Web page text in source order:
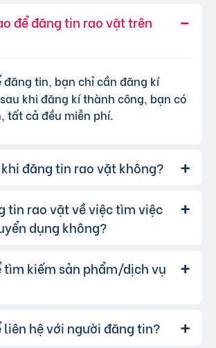
để đăng tin rao vặt trên
đăng tin, bạn chỉ cần đăng kí
khi đăng kí thành công, bạn có
tất cả đều miễn phí.
đăng tin rao vặt không?
tôi cung cấp gói đăng tin miễn
tất cả người dùng. Tuy nhiên, để
lựa chọn các gói dịch vụ nâng
hợp lý, xem thêmphí dịch vụ tin
tin rao vặt về việc tìm việc
dụng không?
toàn có thể. Website của chúng
tin tuyển dụng và tìm việc làm.
tìm kiếm sản phẩm/dịch vụ
có thể sử dụng công cụ tìm kiếm
liên hệ với người đăng tin?